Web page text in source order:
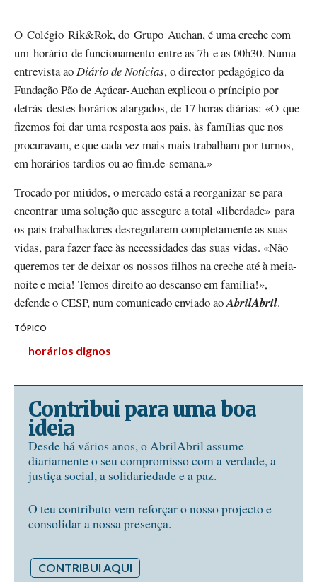
O Colégio Rik&Rok, do Grupo Auchan, é uma creche com
um horário de funcionamento entre as 7h e as 00h30. Numa
entrevista aoDiário de Notícias, o director pedagógico da
Fundação Pão de Açúcar-Auchan explicou o príncipio por
detrás destes horários alargados, de 17 horas diárias: «O que
fizemos foi dar uma resposta aos pais, às famílias que nos
procuravam, e que cada vez mais mais trabalham por turnos,
em horários tardios ou ao fim.de-semana.»
Trocado por miúdos, o mercado está a reorganizar-se para
encontrar uma solução que assegure a total «liberdade» para
os pais trabalhadores desregularem completamente as suas
vidas, para fazer face às necessidades das suas vidas. «Não
queremos ter de deixar os nossos filhos na creche até à meia-
noite e meia! Temos direito ao descanso em família!»,
defende o CESP, num comunicado enviado aoAbrilAbril.
TÓPICO
horários dignos
Contribui para uma boa
ideia
Desde há vários anos, o AbrilAbril assume
diariamente o seu compromisso com a verdade, a
justiça social, a solidariedade e a paz.
O teu contributo vem reforçar o nosso projecto e
consolidar a nossa presença.
CONTRIBUI AQUI